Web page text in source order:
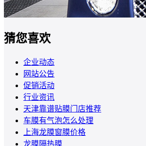
猜您喜欢
企业动态
网站公告
促销活动
行业资讯
天津靠谱贴膜门店推荐
车膜有气泡怎么处理
上海龙膜窗膜价格
龙膜隔热膜